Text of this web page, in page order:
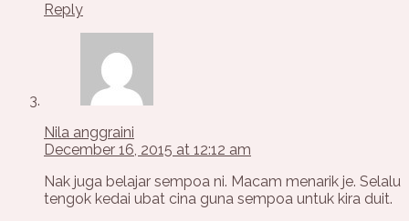
Reply
Nila anggraini
December 16, 2015 at 12:12 am
Nak juga belajar sempoa ni. Macam menarik je. Selalu
tengok kedai ubat cina guna sempoa untuk kira duit.